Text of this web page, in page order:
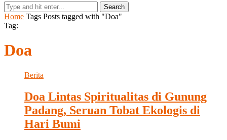
Search
Home Tags Posts tagged with "Doa"
Tag:
Doa
Berita
Doa Lintas Spiritualitas di Gunung
Padang, Seruan Tobat Ekologis di
Hari Bumi